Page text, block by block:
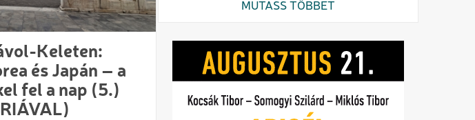
Keleten:
és Japán – a
fel a nap (5.)
MUTASS TÖBBET